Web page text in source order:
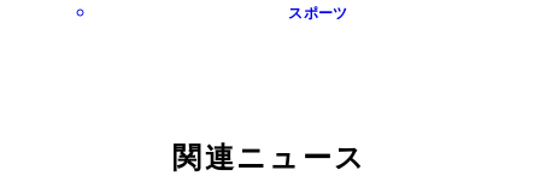
スポーツ
関連ニュース